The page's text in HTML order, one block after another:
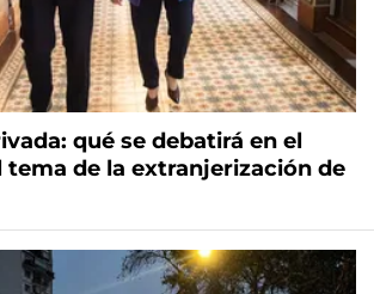
qué se debatirá en el
tema de la extranjerización de